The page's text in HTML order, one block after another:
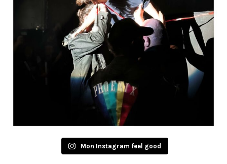
Mon Instagram feel good